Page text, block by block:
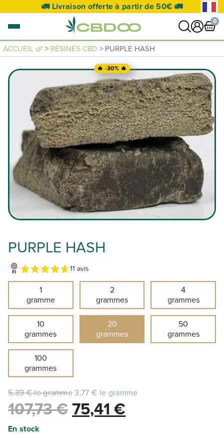
🚛 Livraison offerte à partir de 50€ 🚛
0
0 article VOIR PANIER
Votre panier est vide.
ACCUEIL 🌿 > RÉSINES CBD > PURPLE HASH
🔥 -30% 🔥
PURPLE HASH
11 avis
1
gramme
2
grammes
4
grammes
10
grammes
20
grammes
50
grammes
100
grammes
5,39 € le gramme 3,77 € le gramme
107,73€ Le
75,41 €
En stock